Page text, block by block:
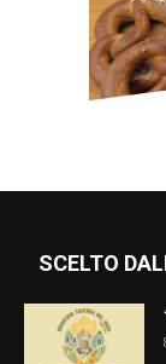
SCELTO